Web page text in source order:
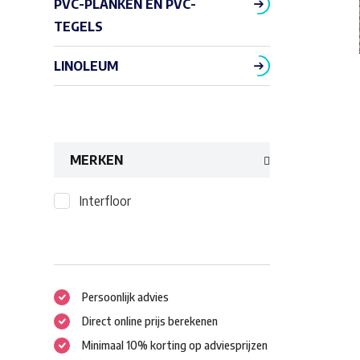
PVC-PLANKEN EN PVC-
TEGELS
LINOLEUM
MERKEN
Interfloor
Persoonlijk advies
Direct online prijs berekenen
Minimaal 10% korting op adviesprijzen